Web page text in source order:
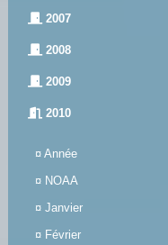
2007
2008
2009
2010
¤ Année
¤ NOAA
¤ Janvier
¤ Février